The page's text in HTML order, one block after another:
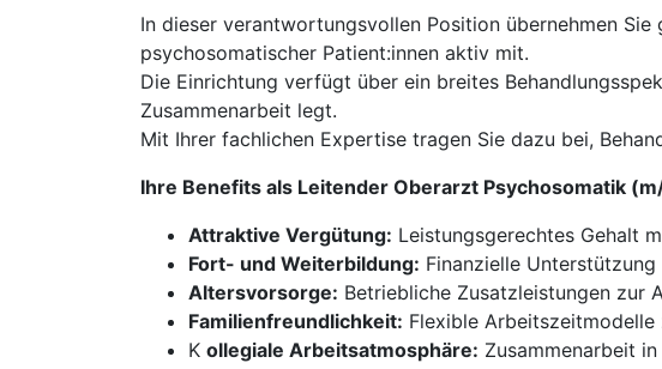
In dieser verantwortungsvollen Position übernehmen
psychosomatischer Patient:innen aktiv mit.
Die Einrichtung verfügt über ein breites
Zusammenarbeit legt.
Mit Ihrer fachlichen Expertise tragen Sie dazu bei,
Ihre Benefits als Leitender Oberarzt Psychosomatik
Attraktive Vergütung: Leistungsgerechtes Gehalt
Fort- und Weiterbildung: Finanzielle
Altersvorsorge: Betriebliche Zusatzleistungen zur
Familienfreundlichkeit: Flexible
K ollegiale Arbeitsatmosphäre: Zusammenarbeit